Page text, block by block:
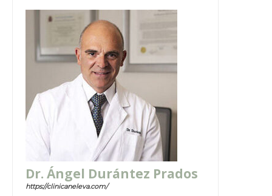
Dr. Ángel Durántez Prados
https://clinicaneleva.com/